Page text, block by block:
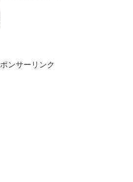
ンサーリンク